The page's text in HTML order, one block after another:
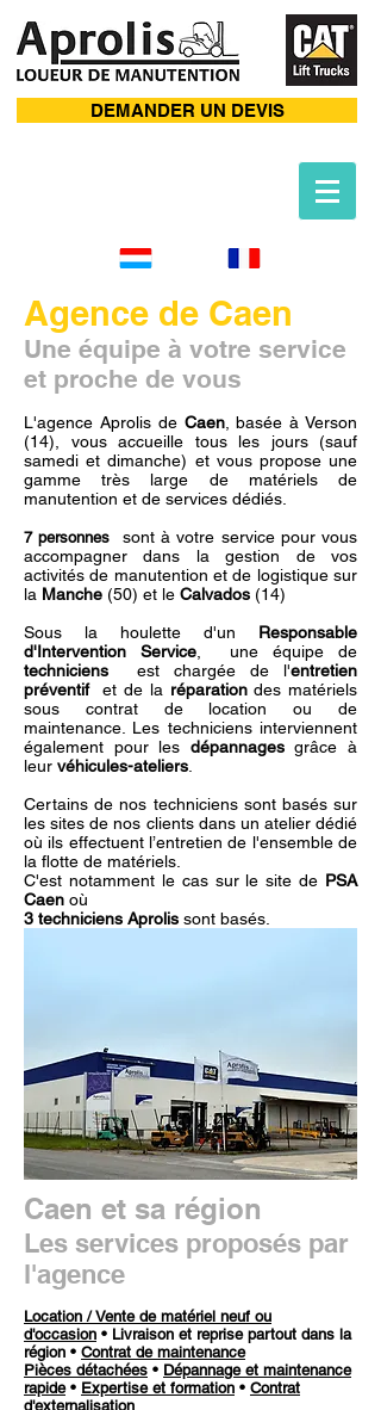
DEMANDER UN DEVIS
Agence de Caen
Une équipe à votre service
et proche de vous
L'agence Aprolis de Caen, basée à Verson
(14), vous accueille tous les jours (sauf
samedi et dimanche) et vous propose une
gamme très large de matériels de
manutention et de services dédiés.
7 personnes
sont à votre service pour vous
accompagner dans la gestion de vos
activités de manutention et de logistique sur
la Manche (50) et le Calvados (14)
Sous la houlette d'un Responsable
d'Intervention Service , une équipe de
techniciens est chargée de l'entretien
préventif
et de la réparationdes matériels
sous contrat de location ou de
maintenance. Les techniciens interviennent
également pour les dépannagesgrâce à
leur véhicules-ateliers
Certains de nos techniciens sont basés sur
les sites de nos clients dans un atelier dédié
où ils effectuent l’entretien de l'ensemble de
la flotte de matériels.
C'est notamment le cas sur le site de PSA
Caen où
3 techniciens Aprolis sont basés.
Caen et sa région
Les services proposés par
l'agence
Location / Vente de matériel neuf ou
d'occasion • Livraison et reprise partout dans la
région • Contrat de maintenance
Pièces détachées • Dépannage et maintenance
rapide• Expertise et formation • Contrat
d'externalisation